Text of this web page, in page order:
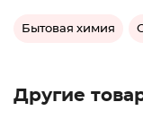
Бытовая химия
Другие